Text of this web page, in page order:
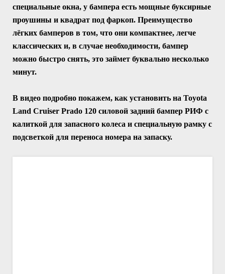
специальные окна, у бампера есть мощные буксирные
проушины и квадрат под фаркоп. Преимущество
лёгких бамперов в том, что они компактнее, легче
классических и, в случае необходимости, бампер
можно быстро снять, это займет буквально несколько
минут.
В видео подробно покажем, как установить на Toyota
Land Cruiser Prado 120 силовой задний бампер РИФ с
калиткой для запасного колеса и специальную рамку с
подсветкой для переноса номера на запаску.